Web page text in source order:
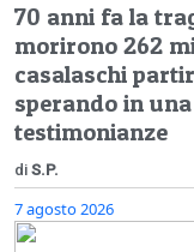
70 anni fa la
morirono 262
casalaschi
sperando in
testimonianze
di S.P.
7 agosto 2026